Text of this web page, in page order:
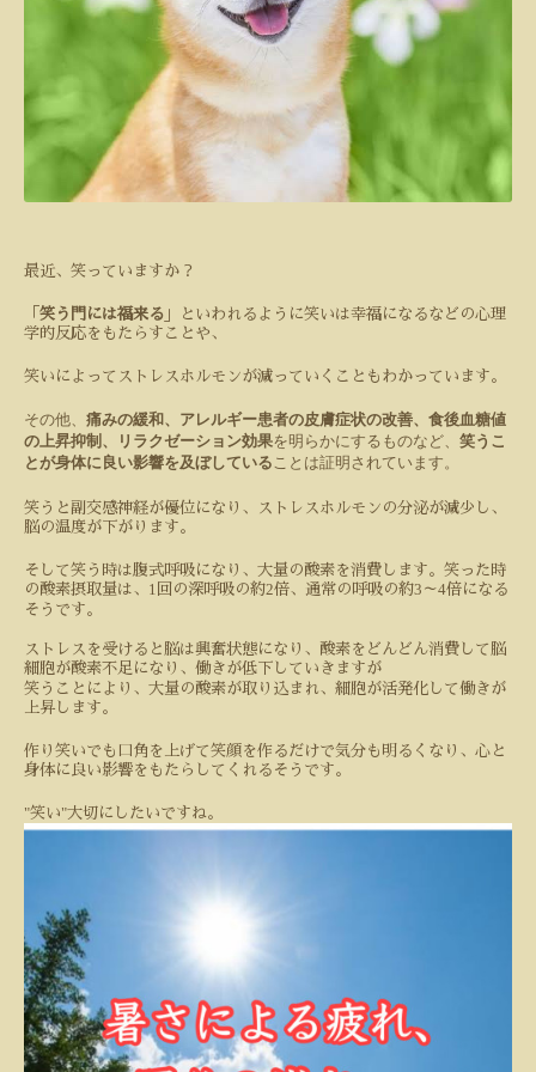
最近、笑っていますか？
「 笑う門には福来る 」といわれるように笑いは幸福になるなどの心理
学的反応をもたらすことや、
笑いによってストレスホルモンが減っていくことも わかっています。
その他、 痛みの緩和、アレルギー患者の皮膚症状の改善、食後血糖値
の上昇抑制、リラクゼーション効果を明らかにするものなど、 笑うこ
とが身体に良い影響を及ぼしていることは証明されています。
笑うと副交感神経が優位になり、ストレスホルモンの分泌が減少し、
脳の温度が下がります。
そして笑う時は腹式呼吸になり、大量の酸素を消費します。笑った時
の酸素摂取量は、 1 回の深呼吸の約2倍、通常の呼吸の約3 ～4倍になる
そうです。
ストレスを受けると脳は興奮状態になり、酸素をどんどん消費して脳
細胞が酸素不足になり、働きが低下していきますが
笑うことにより、大量の酸素が取り込まれ、細胞が活発化して働きが
上昇します。
作り笑いでも口角を上げて笑顔を作るだけで気分も明るくなり、心と
身体に良い影響をもたらしてくれるそうです。
"笑い"大切にしたいですね。